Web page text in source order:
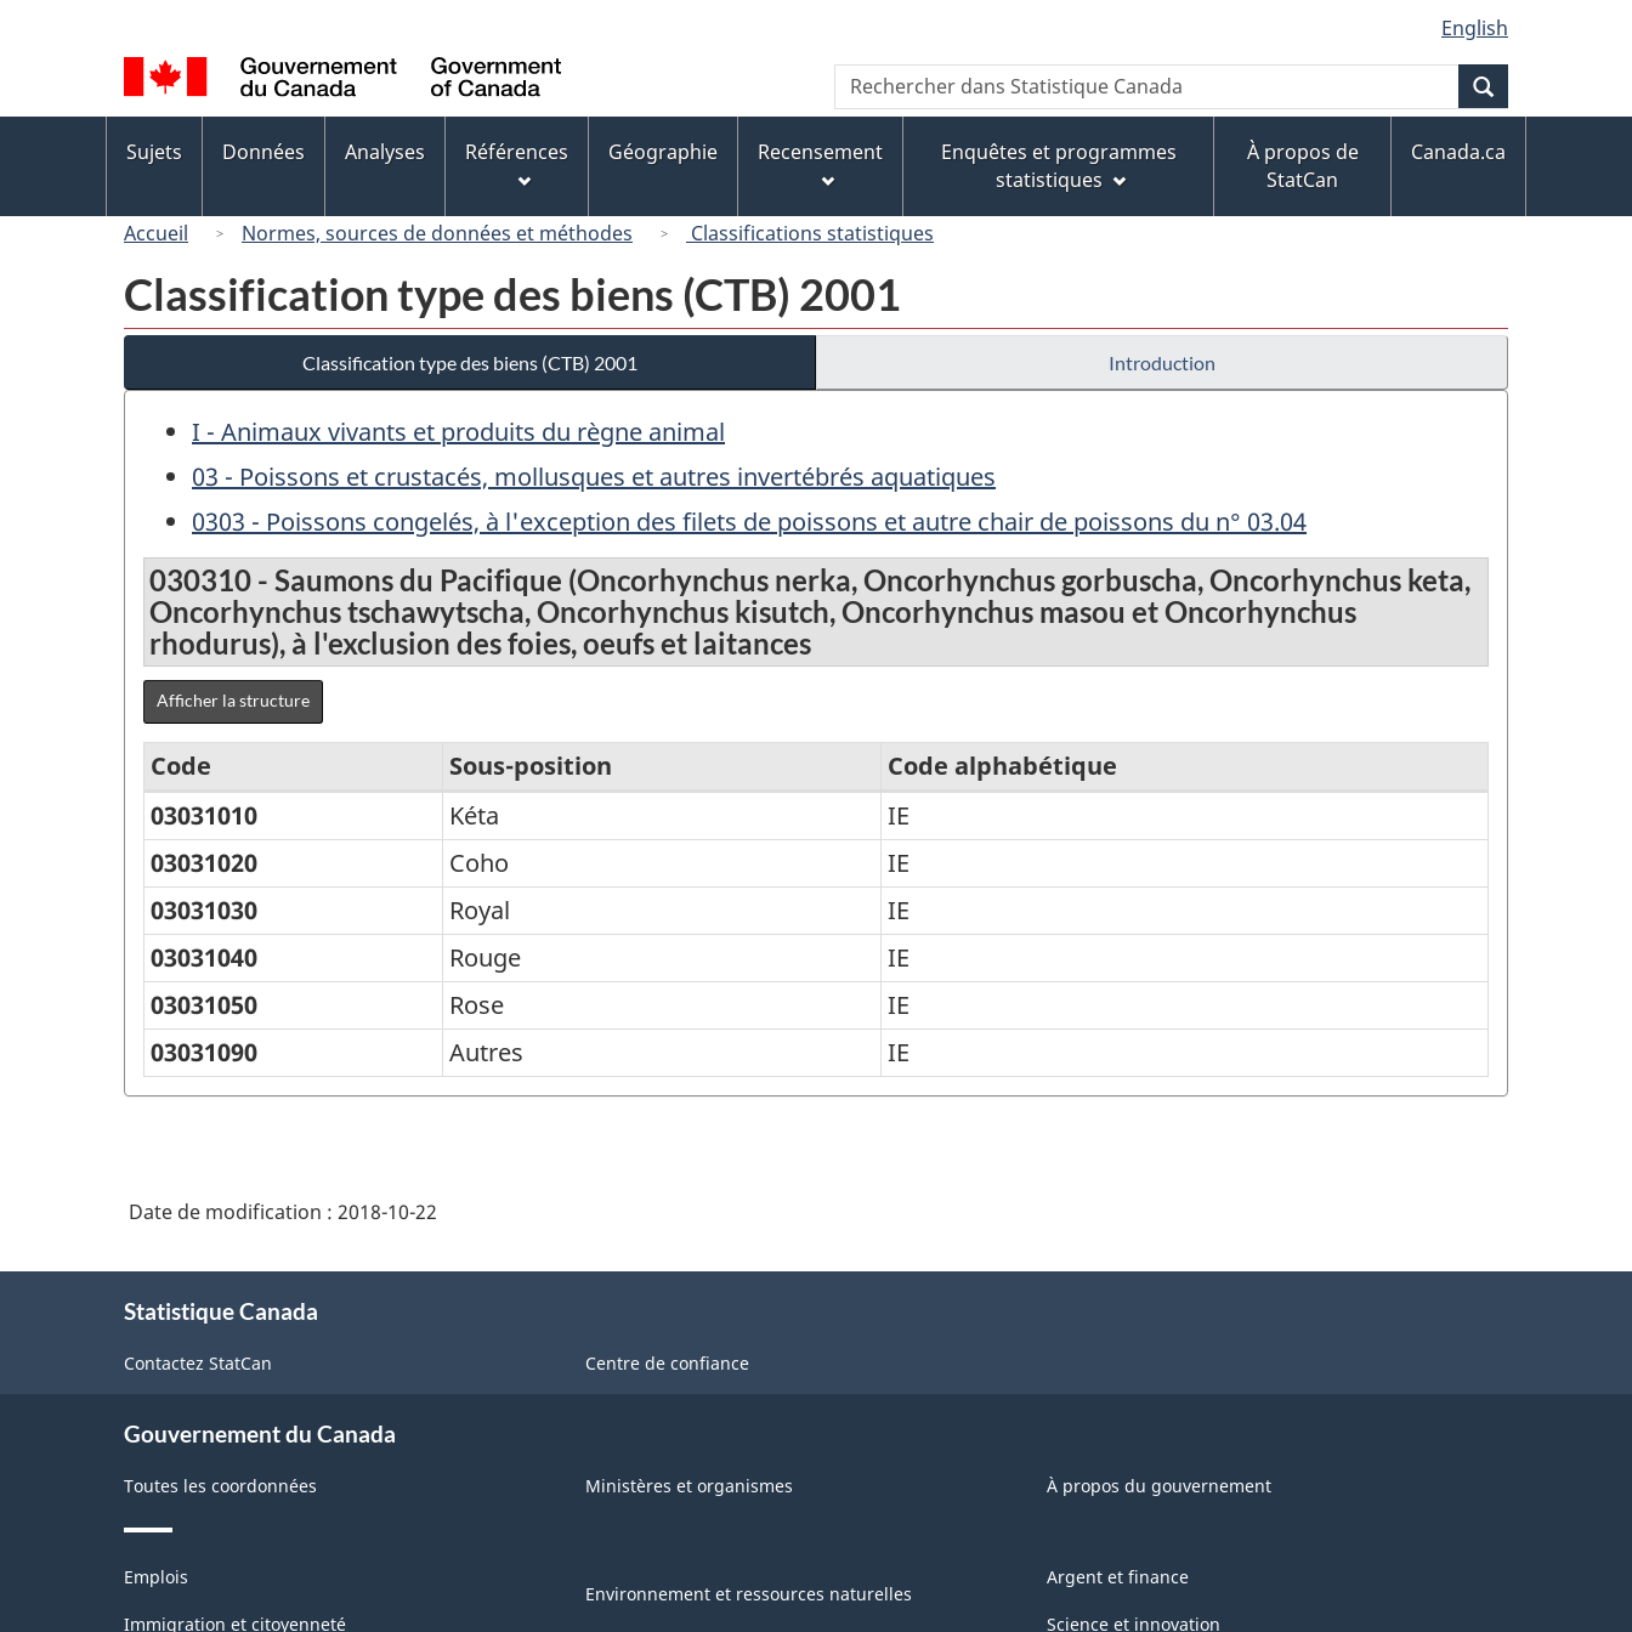
au
contenu
principal
« À
propos
de
ce
version
HTML
simplifiée
de
la
langue
English
Canada
Recherche
Rechercher
dans
Canada
des
Sujets Données Analyses Références Géographie Recensement
Enquêtes et programmes
statistiques
À propos de
StatCan
Canada.ca
Accueil Normes, sources de données et méthodes Classifications statistiques
Classification type des biens (CTB) 2001
Classification type des biens (CTB) 2001 Introduction
I - Animaux vivants et produits du règne animal
03 - Poissons et crustacés, mollusques et autres invertébrés aquatiques
0303 - Poissons congelés, à l'exception des filets de poissons et autre chair de poissons du n° 03.04
030310 - Saumons du Pacifique (Oncorhynchus nerka, Oncorhynchus gorbuscha, Oncorhynchus keta,
Oncorhynchus tschawytscha, Oncorhynchus kisutch, Oncorhynchus masou et Oncorhynchus
rhodurus), à l'exclusion des foies, oeufs et laitances
Afficher la structure
Classification
type
des
biens
(CTB)
2001
-
Structure
classification
Code Sous-position
Code alphabétique
03031010
Kéta
IE
03031020
Coho
IE
03031030
Royal
IE
03031040
Rouge
IE
03031050
Rose
IE
03031090
Autres IE
Date de modification : 2018-10-22
Statistique Canada
Contactez StatCan Centre de confiance
Gouvernement du Canada
Toutes les coordonnées Ministères et organismes À propos du gouvernement
Thèmes
sujets
Emplois
Immigration et citoyenneté
Environnement et ressources naturelles
Argent et finance
Science et innovation